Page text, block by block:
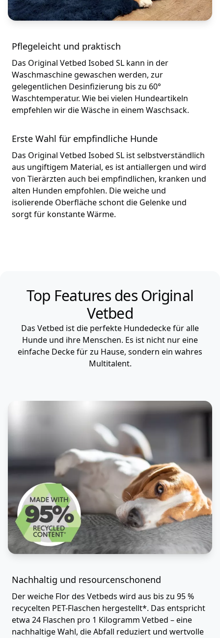
Pflegeleicht und praktisch
Das Original Vetbed Isobed SL kann in der
Waschmaschine gewaschen werden, zur
gelegentlichen Desinfizierung bis zu 60°
Waschtemperatur. Wie bei vielen Hundeartikeln
empfehlen wir die Wäsche in einem Waschsack.
Erste Wahl für empfindliche Hunde
Das Original Vetbed Isobed SL ist selbstverständlich
aus ungiftigem Material, es ist antiallergen und wird
von Tierärzten auch bei empfindlichen, kranken und
alten Hunden empfohlen. Die weiche und
isolierende Oberfläche schont die Gelenke und
sorgt für konstante Wärme.
Top Features des Original
Vetbed
Das Vetbed ist die perfekte Hundedecke für alle
Hunde und ihre Menschen. Es ist nicht nur eine
einfache Decke für zu Hause, sondern ein wahres
Multitalent.
Nachhaltig und resourcenschonend
Der weiche Flor des Vetbeds wird aus bis zu 95 %
recycelten PET-Flaschen hergestellt*. Das entspricht
etwa 24 Flaschen pro 1 Kilogramm Vetbed – eine
nachhaltige Wahl, die Abfall reduziert und wertvolle